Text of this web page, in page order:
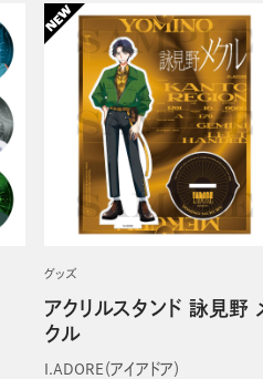
グッズ
アクリルスタンド 詠見野
クル
I.ADORE（アイアドア）